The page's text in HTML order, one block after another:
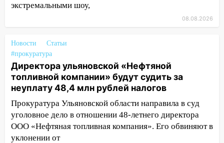
13:15 Трижды «брал в долг» без спроса:
житель Вешкаймского района похитил у
13:14 Ураган оторвал светофор на
проспекте Филатова в Ульяновске
13:12 Дерево пробило крышу дома на
Новгородской в Ульяновске и рухнуло
на электрощит
13:10 В Заволжском районе дерево
упало во дворе
экстремальными шоу,
08.08.2026
Новости
Статьи
#прокуратура
Директора ульяновской «Нефтяной
топливной компании» будут судить за
неуплату 48,4 млн рублей налогов
Прокуратура Ульяновской области направила в суд
уголовное дело в отношении 48-летнего директора
ООО «Нефтяная топливная компания». Его обвиняют в
уклонении от